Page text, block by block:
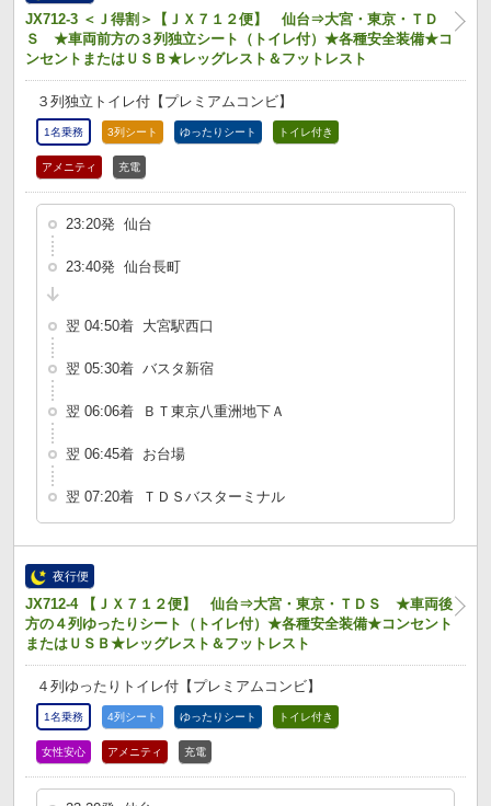
JX712-3 ＜Ｊ得割＞【ＪＸ７１２便】 仙台⇒大宮・東京・ＴＤ
Ｓ ★車両前方の３列独立シート（トイレ付）★各種安全装備★コ
ンセントまたはＵＳＢ★レッグレスト＆フットレスト
３列独立トイレ付【プレミアムコンビ】
1名乗務 3列シート ゆったりシート トイレ付き
アメニティ 充電
23:20発 仙台
23:40発 仙台長町
翌 04:50着 大宮駅西口
翌 05:30着 バスタ新宿
翌 06:06着 ＢＴ東京八重洲地下Ａ
翌 06:45着 お台場
翌 07:20着 ＴＤＳバスターミナル
夜行便
JX712-4 【ＪＸ７１２便】 仙台⇒大宮・東京・ＴＤＳ ★車両後
方の４列ゆったりシート（トイレ付）★各種安全装備★コンセント
またはＵＳＢ★レッグレスト＆フットレスト
４列ゆったりトイレ付【プレミアムコンビ】
1名乗務 4列シート ゆったりシート トイレ付き
女性安心 アメニティ 充電